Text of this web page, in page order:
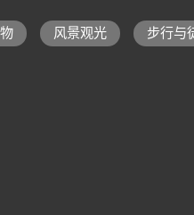
风景观光 步行与